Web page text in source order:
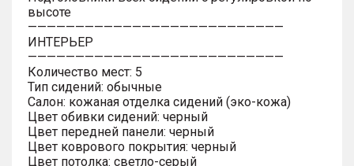
высоте
———————————————————————————
ИНТЕРЬЕР
———————————————————————————
Количество мест: 5
Тип сидений: обычные
Салон: кожаная отделка сидений (эко-кожа)
Цвет обивки сидений: черный
Цвет передней панели: черный
Цвет коврового покрытия: черный
Цвет потолка: светло-серый